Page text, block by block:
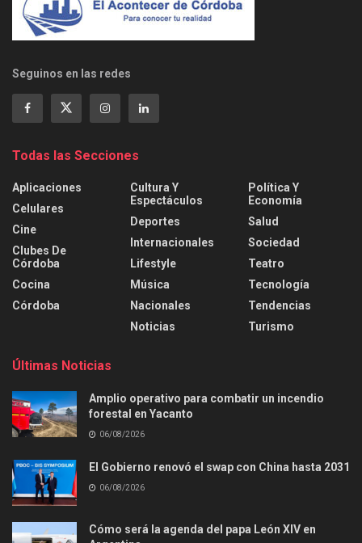
Seguinos en las redes
Todas las Secciones
Aplicaciones
Celulares
Cine
Clubes De
Córdoba
Cocina
Córdoba
Cultura Y
Espectáculos
Deportes
Internacionales
Lifestyle
Música
Nacionales
Noticias
Política Y
Economía
Salud
Sociedad
Teatro
Tecnología
Tendencias
Turismo
Últimas Noticias
Amplio operativo para combatir un incendio
forestal en Yacanto
06/08/2026
El Gobierno renovó el swap con China hasta 2031
06/08/2026
Cómo será la agenda del papa León XIV en